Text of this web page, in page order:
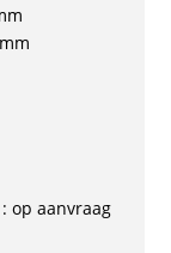
op aanvraag